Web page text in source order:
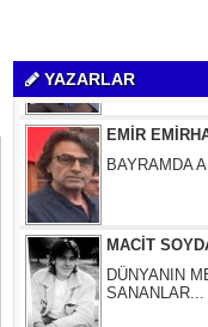
YAZARLAR
EMİR
BAYRAMDA
MACİT
DÜNYANIN
SANANLAR...